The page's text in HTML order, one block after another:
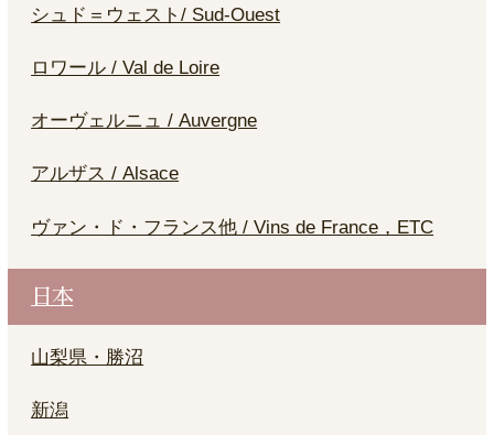
シュド＝ウェスト/ Sud-Ouest
ロワール / Val de Loire
オーヴェルニュ / Auvergne
アルザス / Alsace
ヴァン・ド・フランス他 / Vins de France，ETC
日本
山梨県・勝沼
新潟